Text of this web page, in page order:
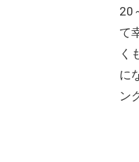
20
て
く
に
ン